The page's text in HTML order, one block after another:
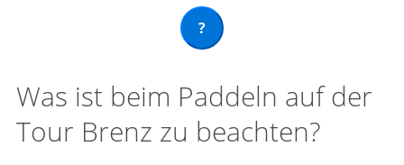
?
Was ist beim Paddeln auf der
Tour Brenz zu beachten?